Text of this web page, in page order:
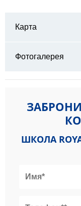
Карта
Фотогалерея
ШКОЛА